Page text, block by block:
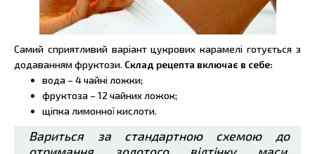
Самий сприятливий варіант цукрових карамелі готується з
додаванням фруктози. Склад рецепта включає в себе:
вода – 4 чайні ложки;
фруктоза – 12 чайних ложок;
щіпка лимонної кислоти.
Вариться за стандартною схемою до